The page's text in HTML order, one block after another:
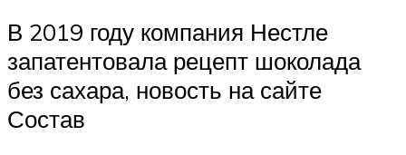
В 2019 году компания Нестле
запатентовала рецепт шоколада
без сахара, новость на сайте
Состав